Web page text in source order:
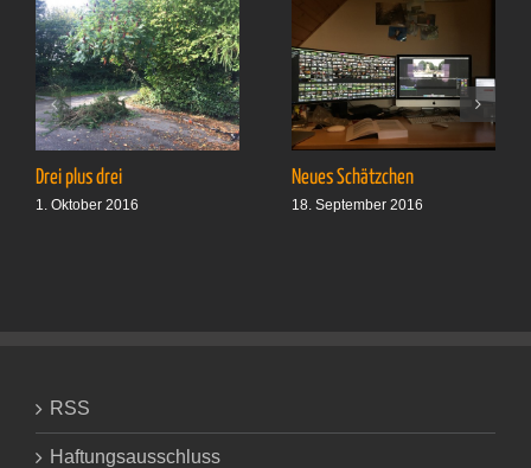
Drei plus drei
1. Oktober 2016
Neues Schätzchen
18. September 2016
RSS
Haftungsausschluss